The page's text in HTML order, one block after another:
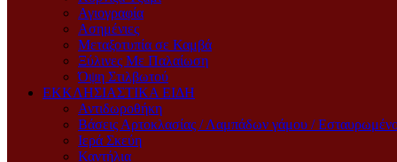
Αγιογραφία
Ασημένιες
Μεταξοτυπία σε Καμβά
Ξύλινες Με Παλαίωση
Όψη Στιλβωτού
ΕΚΚΛΗΣΙΑΣΤΙΚΑ ΕΙΔΗ
Αντιδωροθήκη
Βάσεις Αρτοκλασίας / Λαμπάδων γάμου /
Ιερά Σκεύη
Καντήλια